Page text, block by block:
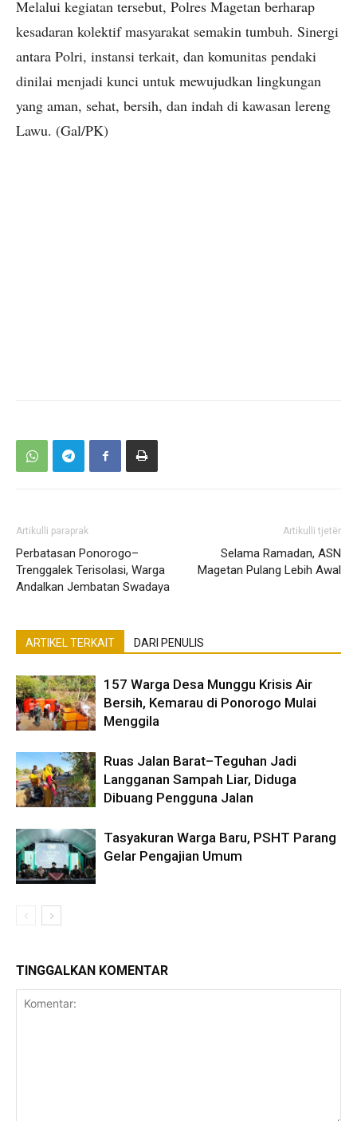
Melalui kegiatan tersebut, Polres Magetan berharap
kesadaran kolektif masyarakat semakin tumbuh. Sinergi
antara Polri, instansi terkait, dan komunitas pendaki
dinilai menjadi kunci untuk mewujudkan lingkungan
yang aman, sehat, bersih, dan indah di kawasan lereng
Lawu. (Gal/PK)
Artikulli paraprak
Perbatasan Ponorogo–
Trenggalek Terisolasi, Warga
Andalkan Jembatan Swadaya
Artikulli tjetër
Selama Ramadan, ASN
Magetan Pulang Lebih Awal
ARTIKEL TERKAIT DARI PENULIS
157 Warga Desa Munggu Krisis Air
Bersih, Kemarau di Ponorogo Mulai
Menggila
Ruas Jalan Barat–Teguhan Jadi
Langganan Sampah Liar, Diduga
Dibuang Pengguna Jalan
Tasyakuran Warga Baru, PSHT Parang
Gelar Pengajian Umum
TINGGALKAN KOMENTAR